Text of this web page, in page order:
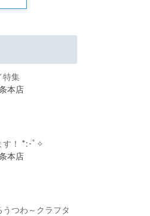
特集
本店
す！ *:･ﾟ✧
本店
つわ～クラフタ